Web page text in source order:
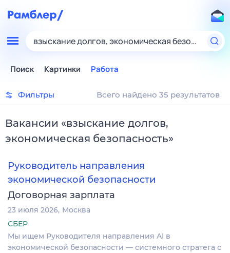
взыскание долгов, экономическая безопасность
Поиск Картинки Работа
Фильтры Всего найдено 35 результатов
Вакансии «взыскание долгов,
экономическая безопасность»
Руководитель направления
экономической безопасности
Договорная зарплата
23 июля 2026 Москва
СБЕР
Мы ищем Руководителя направления AI в
экономической безопасности — системного стратега с